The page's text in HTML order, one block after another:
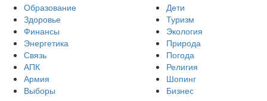
Образование
Здоровье
Финансы
Энергетика
Связь
АПК
Армия
Выборы
Дети
Туризм
Экология
Природа
Погода
Религия
Шопинг
Бизнес